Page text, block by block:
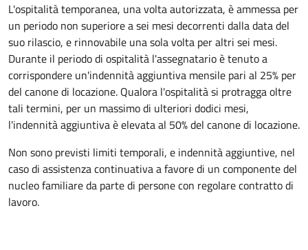
L'ospitalità temporanea, una volta autorizzata, è ammessa per
un periodo non superiore a sei mesi decorrenti dalla data del
suo rilascio, e rinnovabile una sola volta per altri sei mesi.
Durante il periodo di ospitalità l'assegnatario è tenuto a
corrispondere un'indennità aggiuntiva mensile pari al 25% per
del canone di locazione. Qualora l'ospitalità si protragga oltre
tali termini, per un massimo di ulteriori dodici mesi,
l'indennità aggiuntiva è elevata al 50% del canone di locazione.
Non sono previsti limiti temporali, e indennità aggiuntive, nel
caso di assistenza continuativa a favore di un componente del
nucleo familiare da parte di persone con regolare contratto di
lavoro.